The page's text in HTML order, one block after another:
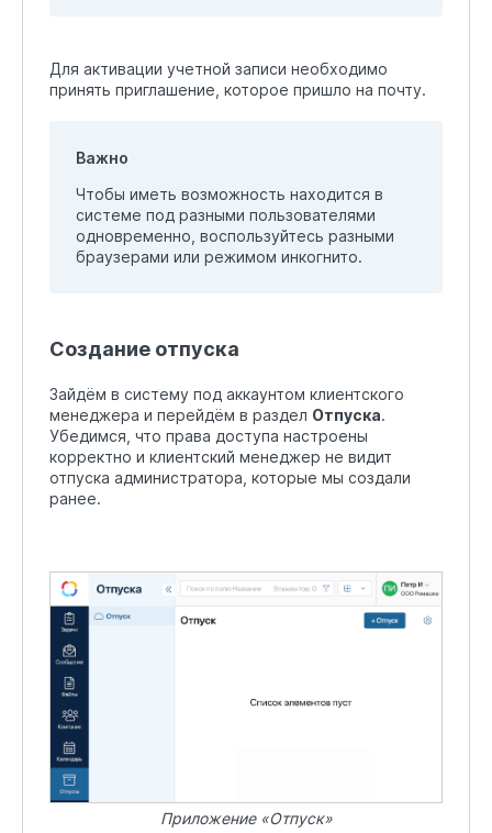
Для активации учетной записи необходимо
принять приглашение, которое пришло на почту.
Важно
Чтобы иметь возможность находится в
системе под разными пользователями
одновременно, воспользуйтесь разными
браузерами или режимом инкогнито.
Создание отпуска
Зайдём в систему под аккаунтом клиентского
менеджера и перейдём в раздел Отпуска.
Убедимся, что права доступа настроены
корректно и клиентский менеджер не видит
отпуска администратора, которые мы создали
ранее.
Приложение «Отпуск»